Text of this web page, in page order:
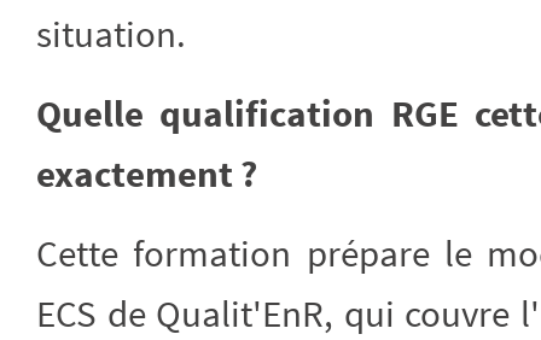
situation.
Quelle qualification RGE
exactement ?
Cette formation prépare le
ECS de Qualit'EnR, qui